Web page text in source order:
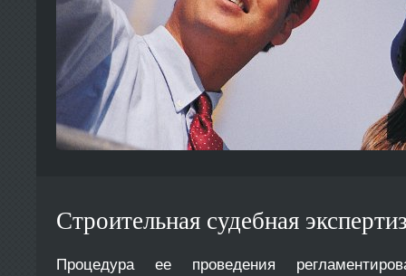
Строительная судебная
Процедура ее проведения